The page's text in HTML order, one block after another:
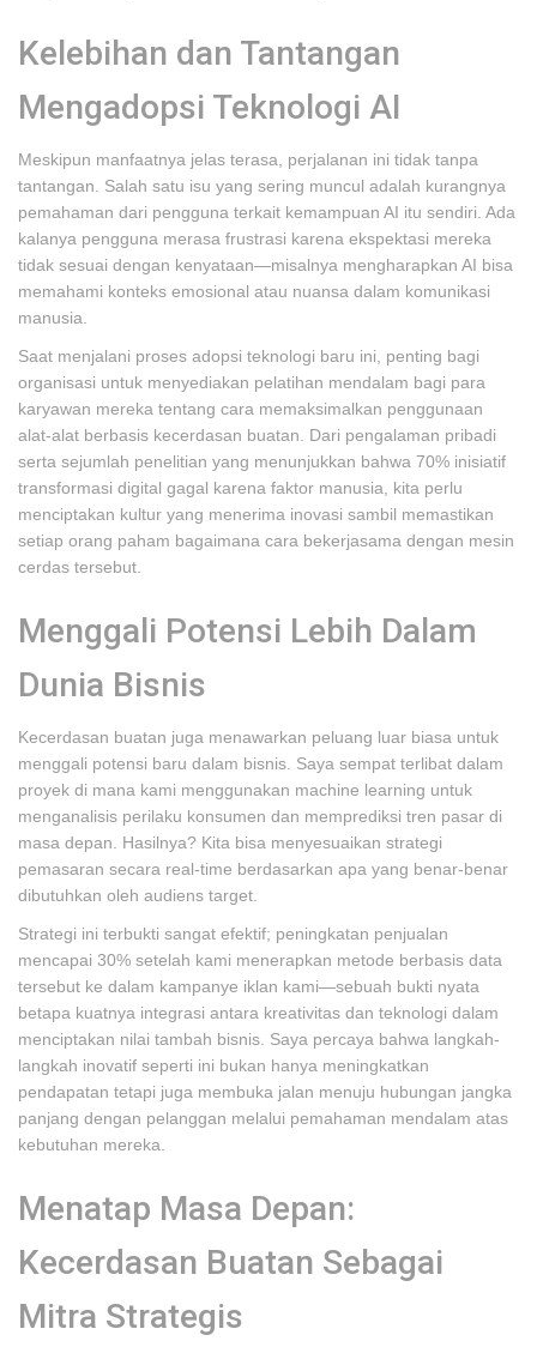
Kelebihan dan Tantangan
Mengadopsi Teknologi AI
Meskipun manfaatnya jelas terasa, perjalanan ini tidak tanpa
tantangan. Salah satu isu yang sering muncul adalah kurangnya
pemahaman dari pengguna terkait kemampuan AI itu sendiri. Ada
kalanya pengguna merasa frustrasi karena ekspektasi mereka
tidak sesuai dengan kenyataan—misalnya mengharapkan AI bisa
memahami konteks emosional atau nuansa dalam komunikasi
manusia.
Saat menjalani proses adopsi teknologi baru ini, penting bagi
organisasi untuk menyediakan pelatihan mendalam bagi para
karyawan mereka tentang cara memaksimalkan penggunaan
alat-alat berbasis kecerdasan buatan. Dari pengalaman pribadi
serta sejumlah penelitian yang menunjukkan bahwa 70% inisiatif
transformasi digital gagal karena faktor manusia, kita perlu
menciptakan kultur yang menerima inovasi sambil memastikan
setiap orang paham bagaimana cara bekerjasama dengan mesin
cerdas tersebut.
Menggali Potensi Lebih Dalam
Dunia Bisnis
Kecerdasan buatan juga menawarkan peluang luar biasa untuk
menggali potensi baru dalam bisnis. Saya sempat terlibat dalam
proyek di mana kami menggunakan machine learning untuk
menganalisis perilaku konsumen dan memprediksi tren pasar di
masa depan. Hasilnya? Kita bisa menyesuaikan strategi
pemasaran secara real-time berdasarkan apa yang benar-benar
dibutuhkan oleh audiens target.
Strategi ini terbukti sangat efektif; peningkatan penjualan
mencapai 30% setelah kami menerapkan metode berbasis data
tersebut ke dalam kampanye iklan kami—sebuah bukti nyata
betapa kuatnya integrasi antara kreativitas dan teknologi dalam
menciptakan nilai tambah bisnis. Saya percaya bahwa langkah-
langkah inovatif seperti ini bukan hanya meningkatkan
pendapatan tetapi juga membuka jalan menuju hubungan jangka
panjang dengan pelanggan melalui pemahaman mendalam atas
kebutuhan mereka.
Menatap Masa Depan:
Kecerdasan Buatan Sebagai
Mitra Strategis